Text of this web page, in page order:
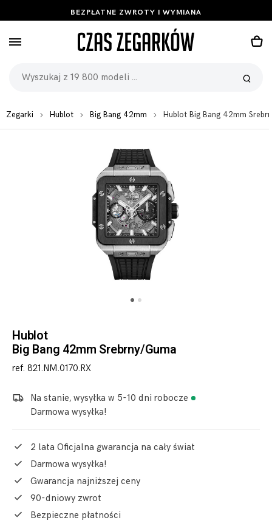
BEZPŁATNE ZWROTY I WYMIANA
Zegarki Hublot Big Bang 42mm Hublot Big Bang 42mm
Hublot
Big Bang 42mm Srebrny/Guma
ref. 821.NM.0170.RX
Na stanie, wysyłka w 5-10 dni robocze
Darmowa wysyłka!
2 lata Oficjalna gwarancja na cały świat
Darmowa wysyłka!
Gwarancja najniższej ceny
90-dniowy zwrot
Bezpieczne płatności